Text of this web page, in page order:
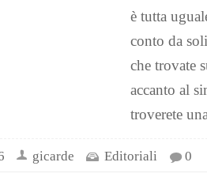
è tutta
conto da
che trovate
accanto al
troverete
gicarde Editoriali 0